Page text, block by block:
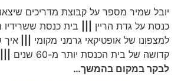
יובל שמיר מספר על קבוצת מדריכים שיצאו
כנסת על גדת הריין|||
בית כנסת ששרידיו
למצפונו של אופטיקאי גרמני מקומי|||
איך
קדושה של בית הכנסת יותר מ-60 שנים
|||
לבקר במקום בהמשך…